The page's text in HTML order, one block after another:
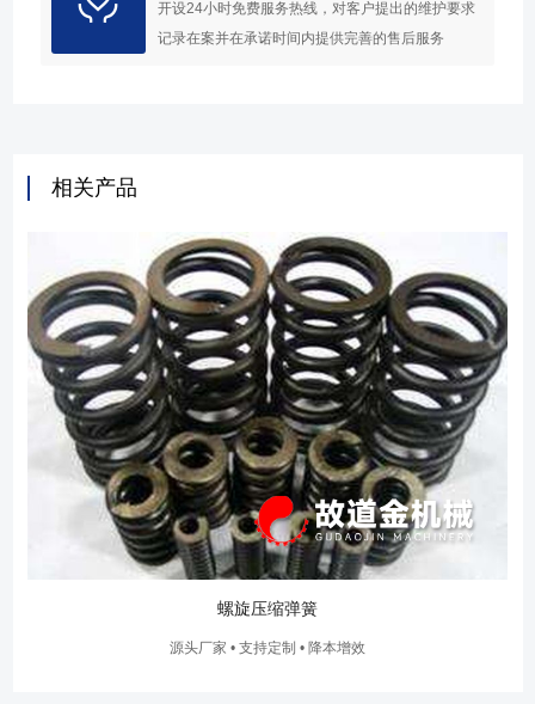
开设24小时免费服务热线，对客户提出的维护要求
记录在案并在承诺时间内提供完善的售后服务
相关产品
螺旋压缩弹簧
源头厂家 • 支持定制 • 降本增效